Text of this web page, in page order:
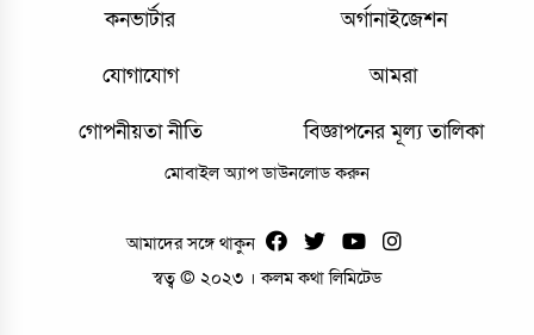
কনভার্টার অর্গানাইজেশন
যোগাযোগ আমরা
গোপনীয়তা নীতি বিজ্ঞাপনের মূল্য তালিকা
মোবাইল অ্যাপ ডাউনলোড করুন
আমাদের সঙ্গে থাকুন
স্বত্ব © ২০২৩ । কলম কথা লিমিটেড